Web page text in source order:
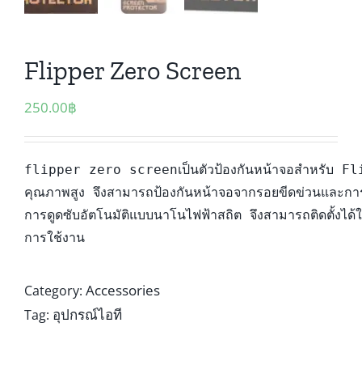
Flipper Zero Screen
250.00฿
flipper zero screenเป็นตัวป้องกันหน้าจอสำหรับ
คุณภาพสูง จึงสามารถป้องกันหน้าจอจากรอยขีดข่วนและก
การดูดซับอัตโนมัติแบบนาโนไฟฟ้าสถิต จึงสามารถติดตั้งไ
การใช้งาน
Category: Accessories
Tag: อุปกรณ์ไอที